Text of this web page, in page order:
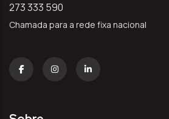
273 333 590
Chamada para a rede fixa nacional